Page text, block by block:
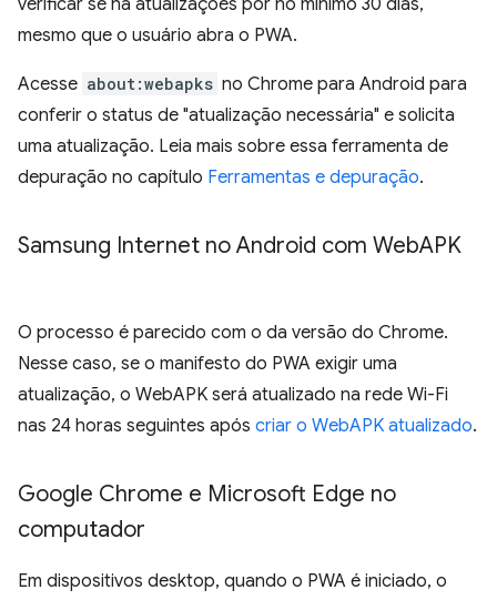
verificar se há atualizações por no mínimo 30 dias,
mesmo que o usuário abra o PWA.
Acesse about:webapks no Chrome para Android para
conferir o status de "atualização necessária" e solicita
uma atualização. Leia mais sobre essa ferramenta de
depuração no capítulo Ferramentas e depuração.
Samsung Internet no Android com WebAPK
O processo é parecido com o da versão do Chrome.
Nesse caso, se o manifesto do PWA exigir uma
atualização, o WebAPK será atualizado na rede Wi-Fi
nas 24 horas seguintes após criar o WebAPK atualizado.
Google Chrome e Microsoft Edge no
computador
Em dispositivos desktop, quando o PWA é iniciado, o